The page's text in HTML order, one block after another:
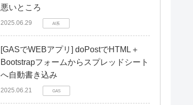
悪いところ
2025.06.29 AI系
[GASでWEBアプリ] doPostでHTML＋
Bootstrapフォームからスプレッドシート
へ自動書き込み
2025.06.21 GAS